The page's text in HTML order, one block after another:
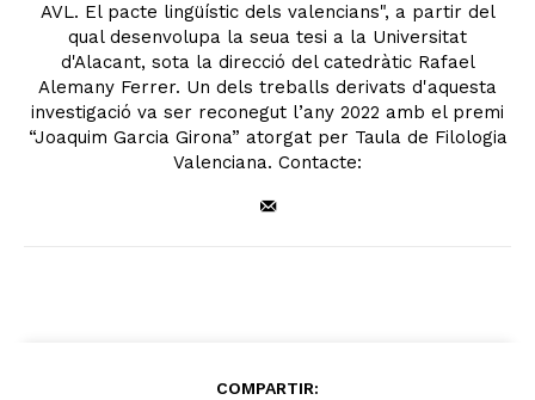
AVL. El pacte lingüístic dels valencians", a partir del
qual desenvolupa la seua tesi a la Universitat
d'Alacant, sota la direcció del catedràtic Rafael
Alemany Ferrer. Un dels treballs derivats d'aquesta
investigació va ser reconegut l’any 2022 amb el premi
“Joaquim Garcia Girona” atorgat per Taula de Filologia
Valenciana. Contacte:
COMPARTIR: